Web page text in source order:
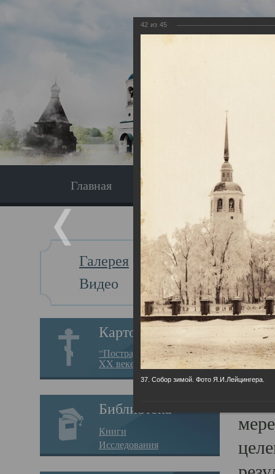
Главная Экскурсия
Галерея
Видео
Картотека
“Пострадавшие за веру в
XX веке на Севере”
Библиотека
Книги
Исследования
Главная
42 из 45
37. Собор зимой. Фото Я.И.Лейцингера.